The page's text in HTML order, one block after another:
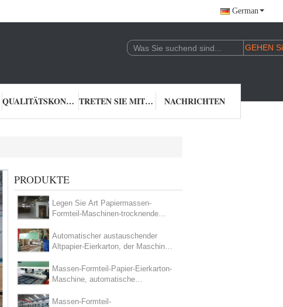
German
QUALITÄTSKONTROLLE TRETEN SIE MIT UNS IN VERBINDUNG NACHRICHTEN
PRODUKTE
Legen Sie Art Papiermassen-
Formteil-Maschinen-trocknende
einen Tunnel an
Automatischer austauschender
Altpapier-Eierkarton, der Maschine
Fertigungsstraße herstellt
Massen-Formteil-Papier-Eierkarton-
Maschine, automatische
Massen-Formteil-